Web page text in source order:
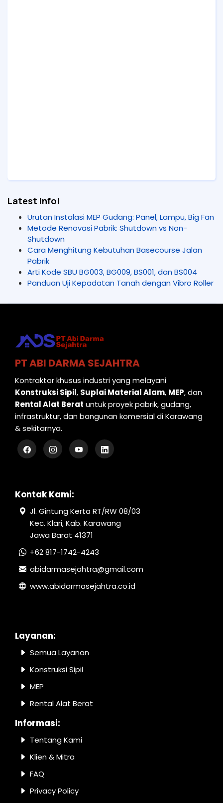
Latest Info!
Urutan Instalasi MEP Gudang: Panel, Lampu, Big Fan
Metode Renovasi Pabrik: Shutdown vs Non-
Shutdown
Cara Menghitung Kebutuhan Basecourse Jalan
Pabrik
Arti Kode SBU BG003, BG009, BS001, dan BS004
Panduan Uji Kepadatan Tanah dengan Vibro Roller
PT ABI DARMA SEJAHTRA
Kontraktor khusus industri yang melayani
Konstruksi Sipil, Suplai Material Alam, MEP, dan
Rental Alat Berat untuk proyek pabrik, gudang,
infrastruktur, dan bangunan komersial di Karawang
& sekitarnya.
Kontak Kami:
Jl. Gintung Kerta RT/RW 08/03
Kec. Klari, Kab. Karawang
Jawa Barat 41371
+62 817-1742-4243
abidarmasejahtra@gmail.com
www.abidarmasejahtra.co.id
Layanan:
Semua Layanan
Konstruksi Sipil
MEP
Rental Alat Berat
Informasi:
Tentang Kami
Klien & Mitra
FAQ
Privacy Policy